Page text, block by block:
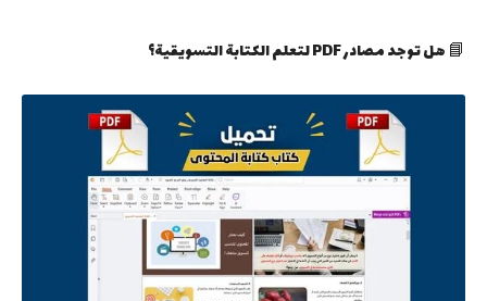
📘 هل توجد مصادر PDF لتعلم الكتابة التسويقية؟